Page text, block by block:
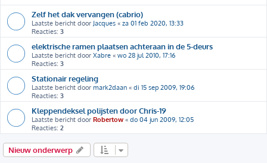
Zelf het dak vervangen (cabrio)
Laatste bericht door Jacques « za 01 feb 2020, 13:33
Reacties: 3
elektrische ramen plaatsen achteraan in de 5-deurs
Laatste bericht door Xabre « wo 28 jul 2010, 17:16
Reacties: 3
Stationair regeling
Laatste bericht door mark2daan « di 15 sep 2009, 19:06
Reacties: 3
Kleppendeksel polijsten door Chris-19
Laatste bericht door Robertow « do 04 jun 2009, 12:05
Reacties: 2
Nieuw onderwerp